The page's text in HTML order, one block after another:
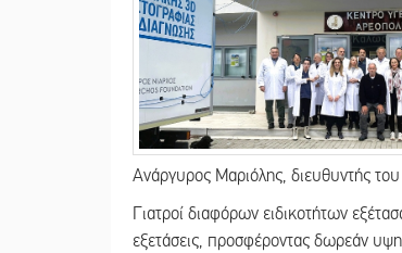
Ανάργυρος Μαριόλης, διευθυντής
Γιατροί διαφόρων ειδικοτήτων
εξετάσεις, προσφέροντας δωρεάν